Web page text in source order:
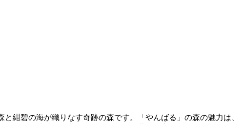
紺碧の海が織りなす奇跡の森です。「やんばる」の森の魅力は、